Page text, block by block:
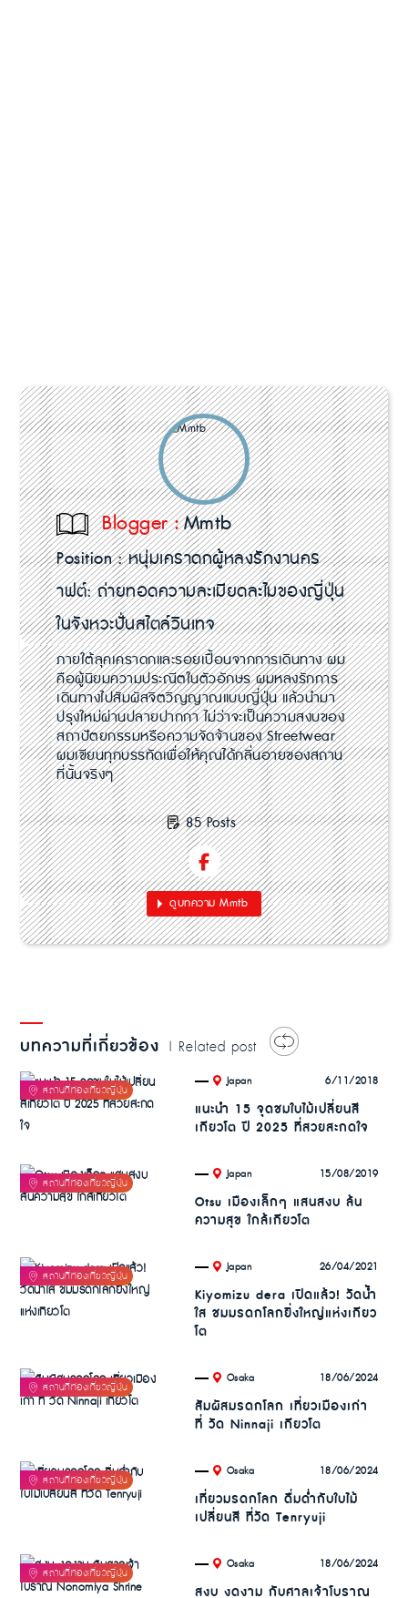
Blogger :Mmtb
Position :หนุ่มเคราดกผู้หลงรักงานคร
าฟต์: ถ่ายทอดความละเมียดละไมของญี่ปุ่น
ในจังหวะปั่นสไตล์วินเทจ
ภายใต้ลุคเคราดกและรอยเปื้อนจากการเดินทาง ผม
คือผู้นิยมความประณีตในตัวอักษร ผมหลงรักการ
เดินทางไปสัมผัสจิตวิญญาณแบบญี่ปุ่น แล้วนำมา
ปรุงใหม่ผ่านปลายปากกา ไม่ว่าจะเป็นความสงบของ
สถาปัตยกรรมหรือความจัดจ้านของ Streetwear
ผมเขียนทุกบรรทัดเพื่อให้คุณได้กลิ่นอายของสถาน
ที่นั้นจริงๆ
85 Posts
ดูบทความ Mmtb
บทความที่เกี่ยวข้อง | Related post
. Japan 6/11/2018
แนะนำ 15 จุดชมใบไม้เปลี่ยนสี
เกียวโต ปี 2025 ที่สวยสะกดใจ
. Japan 15/08/2019
Otsu เมืองเล็กๆ แสนสงบ ล้น
ความสุข ใกล้เกียวโต
. Japan 26/04/2021
Kiyomizu dera เปิดแล้ว! วัดน้ำ
ใส ชมมรดกโลกยิ่งใหญ่แห่งเกียว
โต
. Osaka 18/06/2024
สัมผัสมรดกโลก เที่ยวเมืองเก่า
ที่ วัด Ninnaji เกียวโต
. Osaka 18/06/2024
เที่ยวมรดกโลก ดื่มด่ำกับใบไม้
เปลี่ยนสี ที่วัด Tenryuji
. Osaka 18/06/2024
สงบ งดงาม กับศาลเจ้าโบราณ